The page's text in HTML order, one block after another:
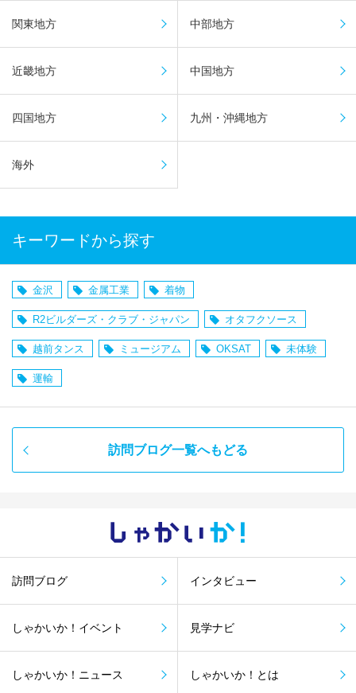
関東地方 中部地方
近畿地方 中国地方
四国地方 九州・沖縄地方
海外
キーワードから探す
金沢 金属工業 着物
R2ビルダーズ・クラブ・ジャパン オタフクソース
越前タンス ミュージアム OKSAT 未体験
運輸
訪問ブログ一覧へもどる
しゃかい か！
訪問ブログ インタビュー
しゃかいか！イベント 見学ナビ
しゃかいか！ニュース しゃかいか！とは